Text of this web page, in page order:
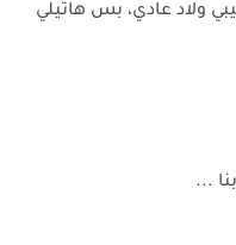
ولاد عادي، بس هاتيلي
...